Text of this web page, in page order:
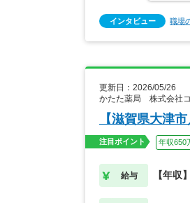
インタビュー 職場
更新日：2026/05/26
かたた薬局 株式会社
【滋賀県大津
注目ポイント 年収650
給与 【年収